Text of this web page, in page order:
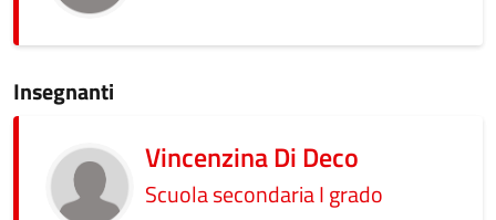
Insegnanti
Vincenzina Di Deco
Scuola secondaria I grado